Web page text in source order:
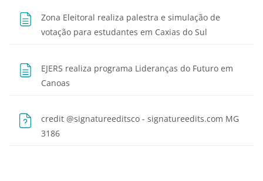
Zona Eleitoral realiza palestra e simulação de
votação para estudantes em Caxias do Sul
EJERS realiza programa Lideranças do Futuro em
Canoas
credit @signatureeditsco - signatureedits.com MG
3186